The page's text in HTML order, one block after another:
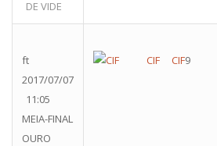
DE VIDE
ft
2017/07/07
11:05
MEIA-FINAL
OURO
CIF CIF9